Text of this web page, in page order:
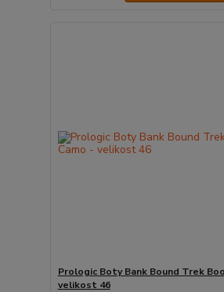
Prologic Boty Bank Bound Trek
velikost 46